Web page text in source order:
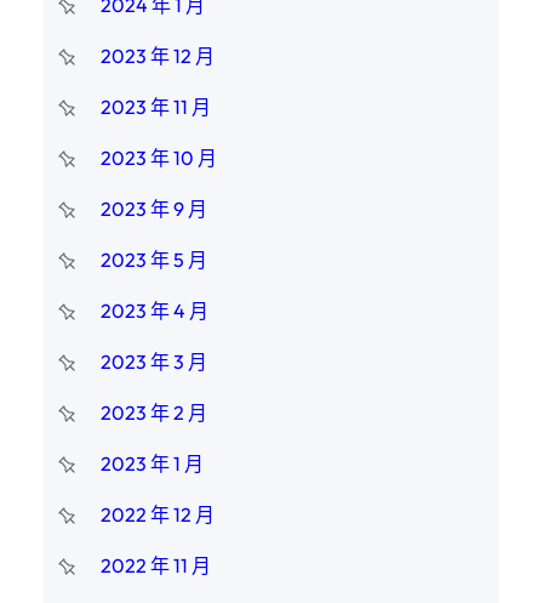
2024 年 1 月
2023 年 12 月
2023 年 11 月
2023 年 10 月
2023 年 9 月
2023 年 5 月
2023 年 4 月
2023 年 3 月
2023 年 2 月
2023 年 1 月
2022 年 12 月
2022 年 11 月